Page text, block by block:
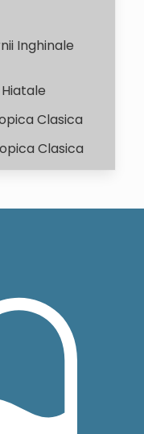
Inghinale
Clasica
Clasica